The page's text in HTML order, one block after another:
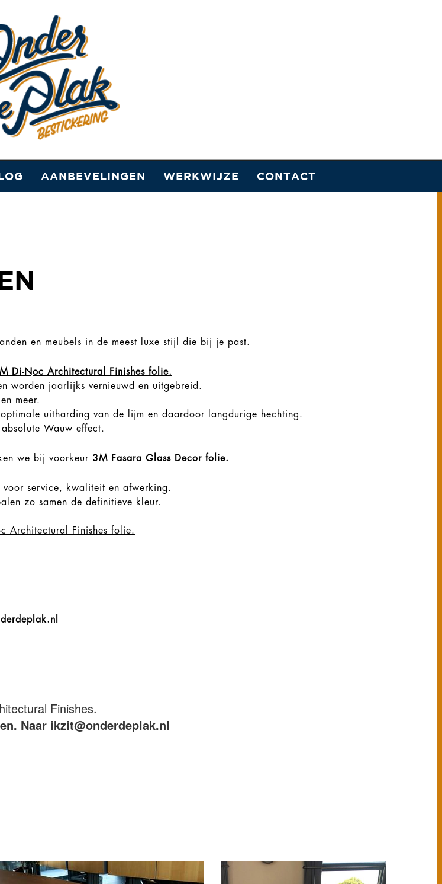
AANBEVELINGEN WERKWIJZE CONTACT
en meubels in de meest luxe stijl die bij je past.
Di-Noc Architectural Finishes folie.
worden jaarlijks vernieuwd en uitgebreid.
meer.
uitharding van de lijm en daardoor langdurige hechting.
Wauw effect.
we bij voorkeur 3M Fasara Glass Decor folie.
service, kwaliteit en afwerking.
zo samen de definitieve kleur.
Architectural Finishes folie.
Finishes.
Naar ikzit@onderdeplak.nl